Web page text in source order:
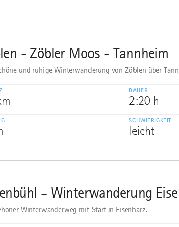
- Zöbler Moos - Tannheim
und ruhige Winterwanderung von Zöblen über
DAUER
2:20 h
SCHWIERIGKEIT
leicht
- Winterwanderung
Winterwanderweg mit Start in Eisenharz.